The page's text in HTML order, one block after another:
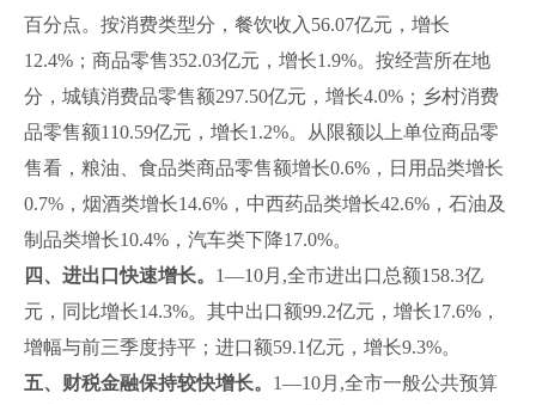
百分点。按消费类型分，餐饮收入56.07亿元，增长
12.4%；商品零售352.03亿元，增长1.9%。按经营所在地
分，城镇消费品零售额297.50亿元，增长4.0%；乡村消费
品零售额110.59亿元，增长1.2%。从限额以上单位商品零
售看，粮油、食品类商品零售额增长0.6%，日用品类增长
0.7%，烟酒类增长14.6%，中西药品类增长42.6%，石油及
制品类增长10.4%，汽车类下降17.0%。
四、进出口快速增长。 1—10月,全市进出口总额158.3亿
元，同比增长14.3%。其中出口额99.2亿元，增长17.6%，
增幅与前三季度持平；进口额59.1亿元，增长9.3%。
五、财税金融保持较快增长。 1—10月,全市一般公共预算